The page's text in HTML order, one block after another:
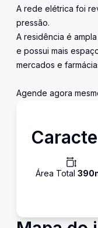
A rede elétrica foi
pressão.
A residência é
e possui mais
mercados e
Agende agora
Área Total 390